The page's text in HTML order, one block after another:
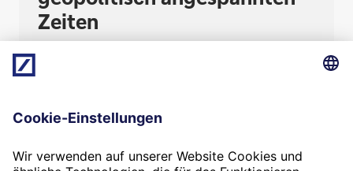
Zeiten
Unternehmensbewertung vom Bonus zum